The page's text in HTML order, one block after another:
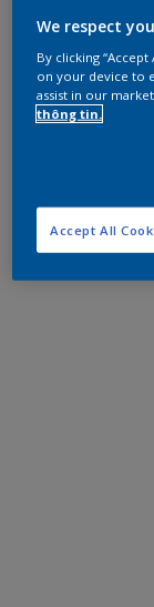
We respect
By clicking
on your device to
assist in our
thông tin.
Accept All